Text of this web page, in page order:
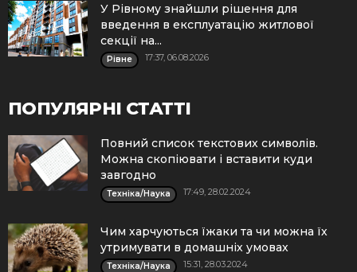
У Рівному знайшли рішення для
введення в експлуатацію житлової
секції на...
Рівне 17:37, 06.08.2026
ПОПУЛЯРНІ СТАТТІ
Повний список текстових символів.
Можна скопіювати і вставити куди
завгодно
Техніка/Наука 17:49, 28.02.2024
Чим харчуються їжаки та чи можна їх
утримувати в домашніх умовах
Техніка/Наука 15:31, 28.03.2024